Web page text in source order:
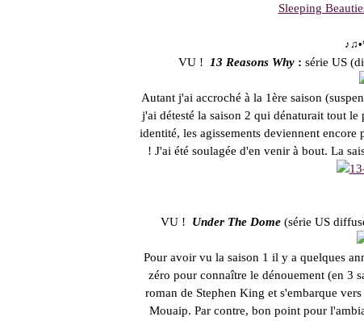
Sleeping
VU ! 13 Reasons Why: série US
Autant j'ai accroché à la 1ère saison
j'ai détesté la saison 2 qui dénaturait tout
identité, les agissements deviennent
! J'ai été soulagée d'en venir à bout. La
VU ! Under The Dome (série US
Pour avoir vu la saison 1 il y a quelques
zéro pour connaître le dénouement (en 3
roman de Stephen King et s'embarque
Mouaip. Par contre, bon point pour